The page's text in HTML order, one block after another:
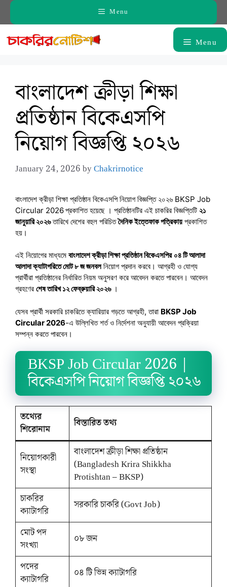
Skip
Menu
Menu
বাংলাদেশ ক্রীড়া শিক্ষা
প্রতিষ্ঠান বিকেএসপি
নিয়োগ বিজ্ঞপ্তি ২০২৬
January 24, 2026byChakrirnotice
বাংলাদেশ ক্রীড়া শিক্ষা প্রতিষ্ঠান বিকেএসপি নিয়োগ বিজ্ঞপ্তি ২০২৬ BKSP Job
Circular 2026প্রকাশিত হয়েছে । প্রতিষ্ঠানটির এই চাকরির বিজ্ঞপ্তিটি ২১
জানুয়ারি ২০২৬তারিখে দেশের বহুল পরিচিতদৈনিক ইত্তেফাক পত্রিকায়প্রকাশিত
হয়।
এই নিয়োগের মাধ্যমে বাংলাদেশ ক্রীড়া শিক্ষা প্রতিষ্ঠান বিকেএসপির ০৪ টি আলাদা
আলাদা ক্যাটাগরিতে মোট ৮ জ জনবলনিয়োগ প্রদান করবে। আগ্রহী ও যোগ্য
প্রার্থীরা প্রতিষ্ঠানের নির্ধারিত নিয়ম অনুসরণ করে আবেদন করতে পারবেন। আবেদন
গ্রহণের শেষ তারিখ ১২ ফেব্রুয়ারি ২০২৬।
যেসব প্রার্থী সরকারি চাকরিতে ক্যারিয়ার গড়তে আগ্রহী, তারা BKSP Job
Circular 2026-এ উল্লিখিত শর্ত ও নির্দেশনা অনুযায়ী আবেদন প্রক্রিয়া
সম্পন্ন করতে পারবেন।
BKSP Job Circular 2026 |
বিকেএসপি নিয়োগ বিজ্ঞপ্তি ২০২৬
তথ্যের
শিরোনাম
বিস্তারিত তথ্য
নিয়োগকারী
সংস্থা
বাংলাদেশ ক্রীড়া শিক্ষা প্রতিষ্ঠান
(Bangladesh Krira Shikkha
Protishtan – BKSP)
চাকরির
ক্যাটাগরি
সরকারি চাকরি (Govt Job)
মোট পদ
সংখ্যা
০৮ জন
পদের
ক্যাটাগরি
০৪ টি ভিন্ন ক্যাটাগরি